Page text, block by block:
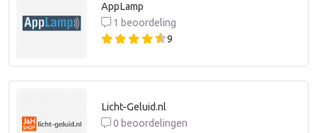
AppLamp
1 beoordeling
9
Licht-Geluid.nl
0 beoordelingen